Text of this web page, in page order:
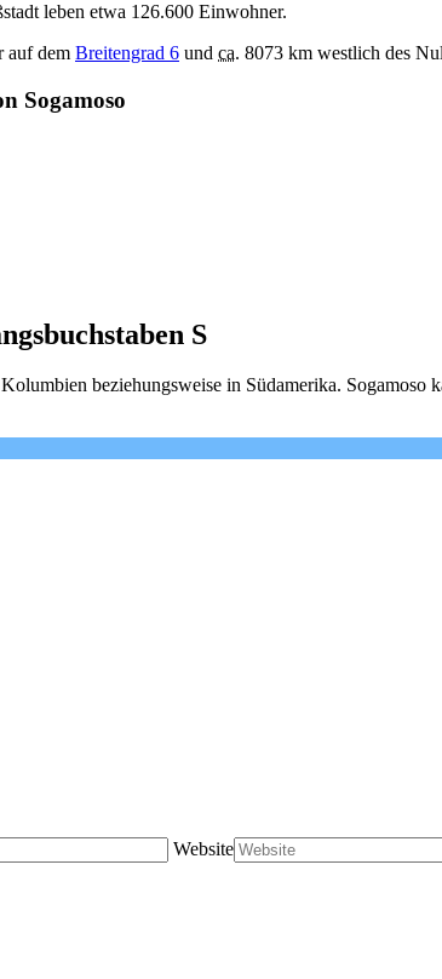
leben etwa 126.600 Einwohner.
auf dem Breitengrad 6 und ca. 8073 km westlich des
Sogamoso
S
beziehungsweise in Südamerika. Sogamoso
Website